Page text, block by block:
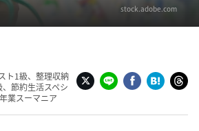
stock.adobe.com
ト1級、整理収納
節約生活スペシ
業スーマニア